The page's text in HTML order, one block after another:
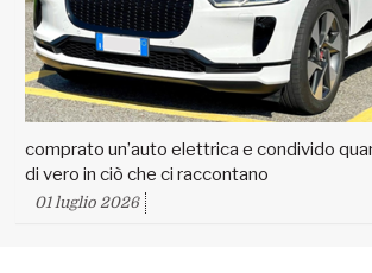
comprato un’auto elettrica e condivido
di vero in ciò che ci raccontano
01 luglio 2026